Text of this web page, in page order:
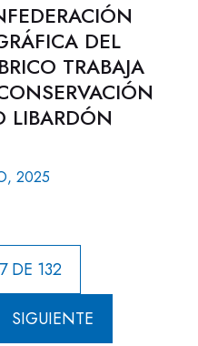
DEL
TRABAJA
LIBARDÓN
2025
DE 132
SIGUIENTE